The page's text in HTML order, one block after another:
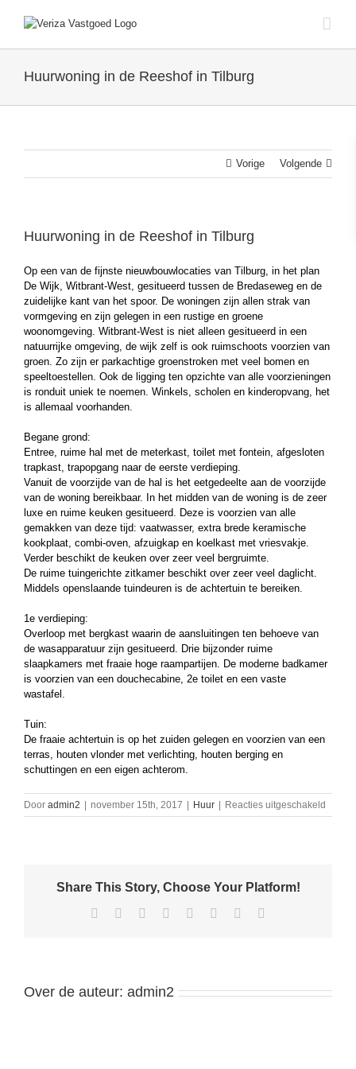
Huurwoning in de Reeshof in Tilburg
Vorige Volgende
Huurwoning in de Reeshof in Tilburg
Op een van de fijnste nieuwbouwlocaties van Tilburg, in het plan
De Wijk, Witbrant-West, gesitueerd tussen de Bredaseweg en de
zuidelijke kant van het spoor. De woningen zijn allen strak van
vormgeving en zijn gelegen in een rustige en groene
woonomgeving. Witbrant-West is niet alleen gesitueerd in een
natuurrijke omgeving, de wijk zelf is ook ruimschoots voorzien van
groen. Zo zijn er parkachtige groenstroken met veel bomen en
speeltoestellen. Ook de ligging ten opzichte van alle voorzieningen
is ronduit uniek te noemen. Winkels, scholen en kinderopvang, het
is allemaal voorhanden.
Begane grond:
Entree, ruime hal met de meterkast, toilet met fontein, afgesloten
trapkast, trapopgang naar de eerste verdieping.
Vanuit de voorzijde van de hal is het eetgedeelte aan de voorzijde
van de woning bereikbaar. In het midden van de woning is de zeer
luxe en ruime keuken gesitueerd. Deze is voorzien van alle
gemakken van deze tijd: vaatwasser, extra brede keramische
kookplaat, combi-oven, afzuigkap en koelkast met vriesvakje.
Verder beschikt de keuken over zeer veel bergruimte.
De ruime tuingerichte zitkamer beschikt over zeer veel daglicht.
Middels openslaande tuindeuren is de achtertuin te bereiken.
1e verdieping:
Overloop met bergkast waarin de aansluitingen ten behoeve van
de wasapparatuur zijn gesitueerd. Drie bijzonder ruime
slaapkamers met fraaie hoge raampartijen. De moderne badkamer
is voorzien van een douchecabine, 2e toilet en een vaste
wastafel.
Tuin:
De fraaie achtertuin is op het zuiden gelegen en voorzien van een
terras, houten vlonder met verlichting, houten berging en
schuttingen en een eigen achterom.
Door admin2 | november 15th, 2017 | Huur | Reacties uitgeschakeld
Share This Story, Choose Your Platform!
Facebook Reddit LinkedIn
TumblrPinterest
Over de auteur: admin2